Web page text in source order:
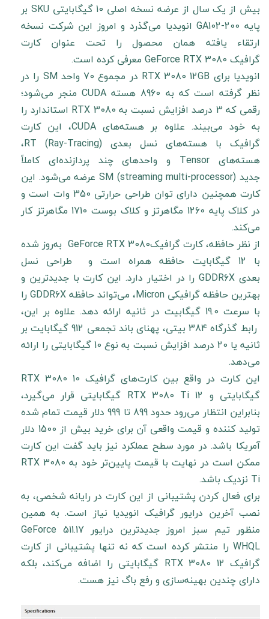
بیش از یک سال از عرضه نسخه اصلی 10 گیگابایتی SKU بر
پایه GA102-200 انویدیا می‌گذرد و امروز این شرکت نسخه
ارتقاء یافته همان محصول را تحت عنوان کارت
گرافیک GeForce RTX 3080 معرفی کرده است.
انویدیا برای RTX 3080 12GB در مجموع 70 واحد SM را در
نظر گرفته است که به 8960 هسته CUDA منجر می‌شود؛
رقمی که 3 درصد افزایش نسبت به RTX 3080 استاندارد را
به خود می‌بیند. علاوه بر هسته‌های CUDA، این کارت
گرافیک با هسته‌های نسل بعدی RT (Ray-Tracing)،
هسته‌های Tensor و واحدهای چند پردازنده‌ای کاملاً
جدید SM (streaming multi-processor) عرضه می‌شود. این
کارت همچنین دارای توان طراحی حرارتی 350 وات است و
در کلاک پایه 1260 مگاهرتز و کلاک بوست 1710 مگاهرتز کار
می‌کند.
از نظر حافظه، کارت گرافیکGeForce RTX 3080 به‌روز شده
با 12 گیگابایت حافظه همراه است و طراحی نسل
بعدی GDDR6X را در اختیار دارد. این کارت با جدیدترین و
بهترین حافظه گرافیکی Micron، می‌تواند حافظه GDDR6X را
با سرعت 19.0 گیگابیت در ثانیه ارائه دهد. علاوه بر این،
رابط گذرگاه 384 بیتی، پهنای باند تجمعی 912 گیگابایت بر
ثانیه یا 20 درصد افزایش نسبت به نوع 10 گیگابایتی را ارائه
می‌دهد.
این کارت در واقع بین کارت‌های گرافیک RTX 3080 10
گیگابایتی و RTX 3080 Ti 12 گیگابایتی قرار می‌گیرد،
بنابراین انتظار می‌رود حدود 899 تا 999 دلار قیمت تمام شده
تولید کننده و قیمت واقعی آن برای خرید بیش از 1500 دلار
آمریکا باشد. در مورد سطح عملکرد نیز باید گفت این کارت
ممکن است در نهایت با قیمت پایین‌تر خود به RTX 3080
Ti نزدیک باشد.
برای فعال کردن پشتیبانی از این کارت در رایانه شخصی، به
نصب آخرین درایور گرافیک انویدیا نیاز است. به همین
منظور تیم سبز امروز جدیدترین درایور GeForce 511.17
WHQL را منتشر کرده است که نه تنها پشتیبانی از کارت
گرافیک RTX 3080 12 گیگابایتی را اضافه می‌کند، بلکه
دارای چندین بهینه‌سازی و رفع باگ نیز هست.